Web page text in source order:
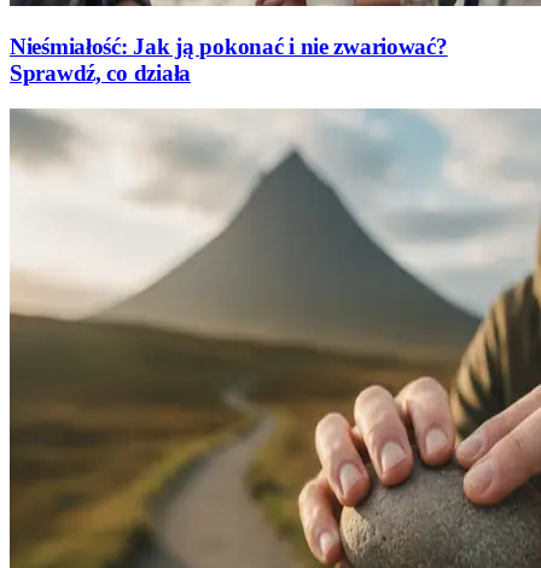
Nieśmiałość: Jak ją pokonać i nie zwariować?
Sprawdź, co działa